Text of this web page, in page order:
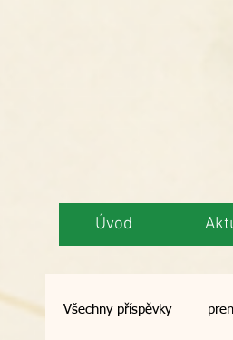
Úvod
Všechny příspěvky